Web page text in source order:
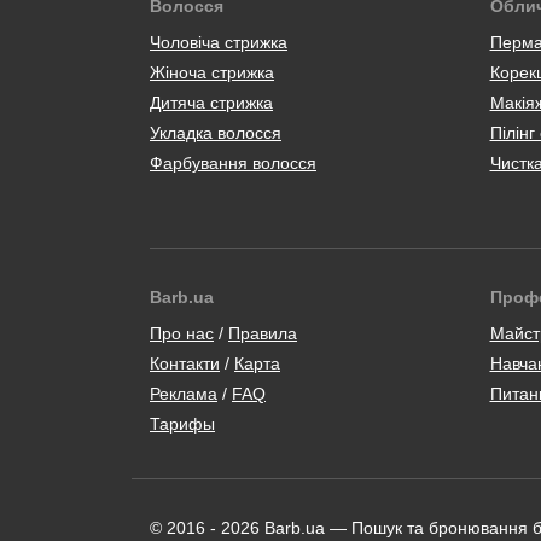
Волосся
Чоловіча стрижка
Жіноча стрижка
Дитяча стрижка
Укладка волосся
Фарбування волосся
Barb.ua
/
Контакти / Карта
/
Тарифы
© 2016 - 2026 Barb.ua — Пошук та бронювання